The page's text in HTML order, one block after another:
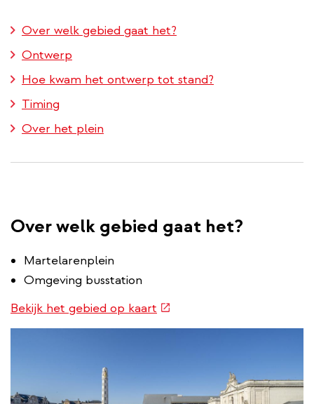
Over welk gebied gaat het?
Ontwerp
Hoe kwam het ontwerp tot stand?
Timing
Over het plein
Over welk gebied gaat het?
Martelarenplein
Omgeving busstation
Bekijk het gebied op kaart (externe
link)